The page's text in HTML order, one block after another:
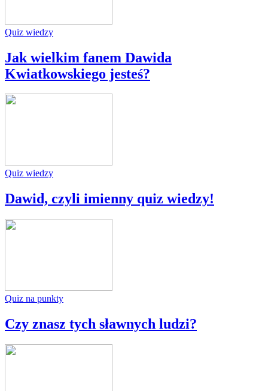
Quiz wiedzy
Jak wielkim fanem Dawida
Kwiatkowskiego jesteś?
Quiz wiedzy
Dawid, czyli imienny quiz wiedzy!
Quiz na punkty
Czy znasz tych sławnych ludzi?